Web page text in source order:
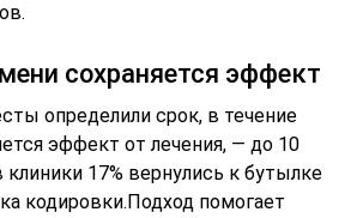
сохраняется эффект
определили срок, в течение
эффект от лечения, — до 10
17% вернулись к бутылке
кодировки.Подход помогает